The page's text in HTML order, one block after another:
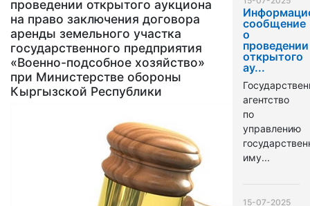
проведении открытого аукциона
на право заключения договора
аренды земельного участка
государственного предприятия
«Военно-подсобное хозяйство»
при Министерстве обороны
Кыргызской Республики
сообщение
о
проведении
открытого
ау...
агентство
по
управлению
иму...
15-07-2025